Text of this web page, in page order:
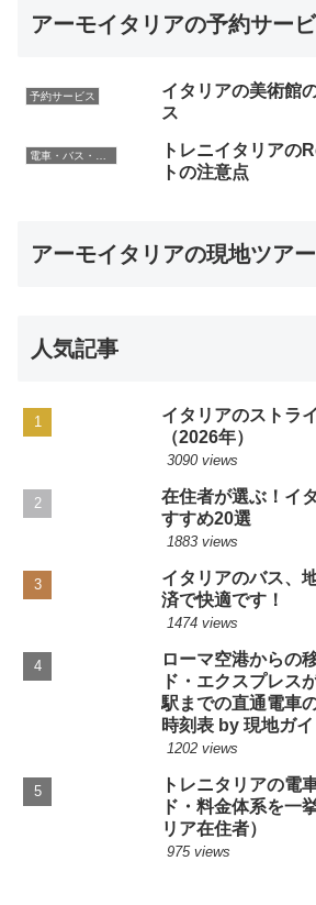
アーモイタリアの予約サー
予約サービス
イタリアの美術館
ス
トレニイタリアの
トの注意点
アーモイタリアの現地ツアー
人気記事
イタリアのストラ
（2026年）
3090 views
在住者が選ぶ！イ
すすめ20選
1883 views
イタリアのバス、
済で快適です！
1474 views
ローマ空港からの
ド・エクスプレス
駅までの直通電車
時刻表 by 現地ガイ
1202 views
トレニタリアの電
ド・料金体系を一
リア在住者）
975 views